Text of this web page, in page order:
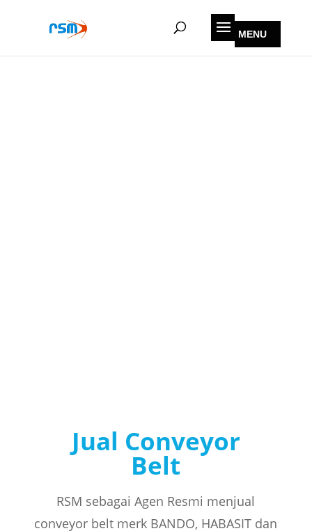
Jual Conveyor
Belt
RSM sebagai Agen Resmi menjual
conveyor belt merk BANDO, HABASIT dan